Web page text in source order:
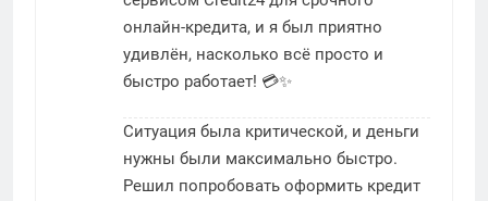
онлайн-кредита, и я был приятно
удивлён, насколько всё просто и
быстро работает! 💳✨
Ситуация была критической, и деньги
нужны были максимально быстро.
Решил попробовать оформить кредит